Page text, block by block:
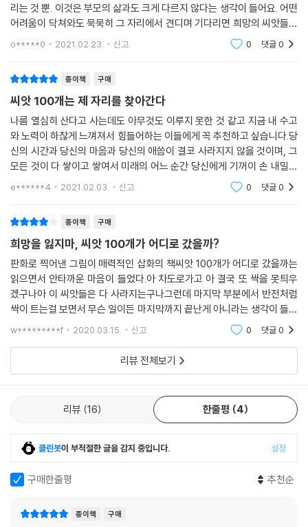
자연은 언제나 우리에게 겸손과 인내, 희망의 미덕을 묵묵히 들려줍니다.
이 책은 이러한 자연의 노래를 아이들의 눈높이에서 깜찍하게 들려주지요.
리는 것 뿐. 이것은 부모의 삶과도 크게 다르지 않다는 생각이 들어요. 어떤
어려움이 닥쳐와도 묵묵히 그 자리에서 견디며 기다리면 희망의 씨앗들이
새싹으로 새나무로 돌아올 날이 있다는 사실에 너무 위로 받는 책입니다.
o*****0 2021.02.23. 신고 0 댓글0
종이책 구매
씨앗 100개는 제 자리를 찾아간다
나름 열심히 산다고 사는데도 아무것도 이루지 못한 것 같고 지금 내 수고
와 노력이 하찮게 느껴져서 힘들어하는 이들에게 꼭 추천하고 싶습니다.당
신의 시간과 당신의 마음과 당신의 애씀이 결코 사라지지 않을 것이며, 그
모든 것이 다 쌓이고 쌓여서 미래의 어느 순간 당신에게 기꺼이 손 내밀어
줄 거라고 말해주는 책이라고 생각합니다.그림책이 아이들만 보는 책이라
e******4 2021.02.03. 신고 0 댓글0
종이책 구매
희망을 잃지마, 씨앗 100개가 어디로 갔을까?
판화로 찍어낸 그림이 매력적인 삽화의 책씨앗 100개가 어디로 갔을까는
읽으면서 안타까운 마음이 들었다.아 차도로가고 아 결국 또 싹을 못틔우
겠구나아 이 씨앗들은 다 사라지는구나그런데 마지막 부분에서 반전처럼
싹이 트는걸 보면서 무슨 일이든 마지막까지 끝난게 아니라는 생각이 들었
다.희망을 가지고, 100개의 씨앗이 퍼진 것처럼 100번의 시도를 해봐야겠
w*********f 2020.03.15. 신고 0 댓글0
리뷰 전체보기
리뷰 16 한줄평 4
클린봇이 부적절한 글을 감지 중입니다. 설정
구매한줄평 추천순
종이책 구매